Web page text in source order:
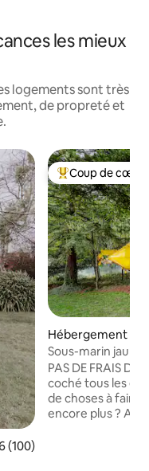
les mieux
logements sont très
de propreté et
moyenne sur la
(100)
Coups de cœur
Coup de cœur
Hébergement ⋅
Sous-marin jaune
PAS DE FRAIS DE
coché tous les
de choses à faire,
encore plus ?